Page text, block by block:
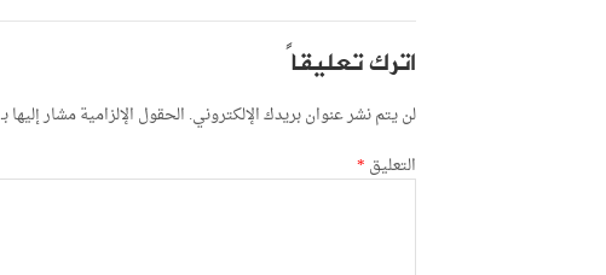
اترك تعليقاً
لن يتم نشر عنوان بريدك الإلكتروني. الحقول الإلزامية مشار إليها بـ
التعليق *